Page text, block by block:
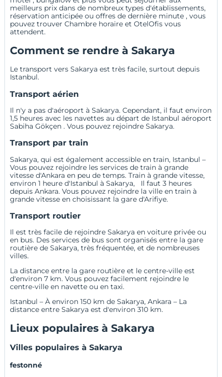
meilleurs prix dans de nombreux types d'établissements,
réservation anticipée ouoffres de dernière minute, vous
pouvez trouverChambre horaireetOtelOfisvous
attendent.
Comment se rendre à Sakarya
Le transport vers Sakarya est très facile, surtout depuis
Istanbul.
Transport aérien
Il n'y a pas d'aéroport à Sakarya. Cependant, il faut environ
1,5 heures avec les navettes au départ de Istanbulaéroport
Sabiha Gökçen. Vous pouvez rejoindre Sakarya.
Transport par train
Sakarya, qui est également accessible en train, Istanbul–
Vous pouvez rejoindre les services de train à grande
vitesse d'Ankara en peu de temps. Train à grande vitesse,
environ 1 heure d'Istanbul à Sakarya, Il faut 3 heures
depuis Ankara. Vous pouvez rejoindre la ville en train à
grande vitesse en choisissant la gare d'Arifiye.
Transport routier
Il est très facile de rejoindre Sakarya en voiture privée ou
en bus. Des services de bus sont organisés entre la gare
routière de Sakarya, très fréquentée, et de nombreuses
villes.
La distance entre la gare routière et le centre-ville est
d'environ 7 km. Vous pouvez facilement rejoindre le
centre-ville en navette ou en taxi.
Istanbul – À environ 150 km de Sakarya, Ankara – La
distance entre Sakarya est d'environ 310 km.
Lieux populaires à Sakarya
Villes populaires à Sakarya
festonné